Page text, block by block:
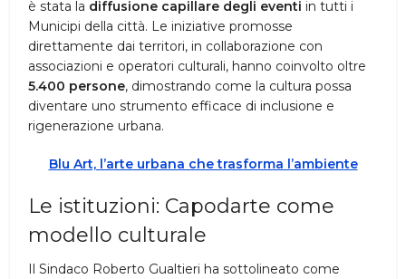
è stata la diffusione capillare degli eventi in tutti i
Municipi della città. Le iniziative promosse
direttamente dai territori, in collaborazione con
associazioni e operatori culturali, hanno coinvolto oltre
5.400 persone, dimostrando come la cultura possa
diventare uno strumento efficace di inclusione e
rigenerazione urbana.
Blu Art, l’arte urbana che trasforma l’ambiente
Le istituzioni: Capodarte come
modello culturale
Il Sindaco Roberto Gualtieri ha sottolineato come